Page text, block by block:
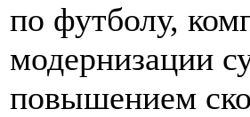
по футболу,
модернизации
повышением